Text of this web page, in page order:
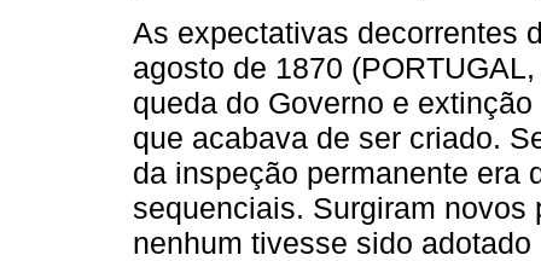
As expectativas decorrentes
agosto de 1870
queda do Governo e
que acabava de ser criado.
da inspeção permanente era
sequenciais. Surgiram
nenhum tivesse sido